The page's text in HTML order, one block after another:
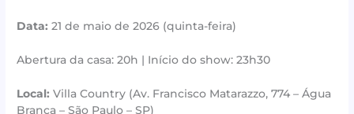
Data: 21 de maio de 2026 (quinta-feira)
Abertura da casa: 20h | Início do show: 23h30
Local:Villa Country (Av. Francisco Matarazzo, 774 – Água
Branca – São Paulo – SP)